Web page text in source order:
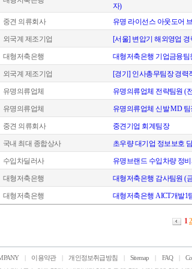
자)
중견 의류회사 유명 라이선스 아웃도어
외국계 제조기업 [서울] 변압기 해외영업 경
대형저축은행 대형저축은행 기업금융팀
외국계 제조기업 [경기] 인사총무팀장 경력
유명의류업체 유명의류업체 전략팀원 (
유명의류업체 유명의류업체 신발 MD 팀
중견 의류회사 중견기업 회계팀장
국내 최대 종합상사 초우량 대기업 정보보호
수입차딜러사 유명브랜드 수입차량 정
대형저축은행 대형저축은행 감사팀원 (
대형저축은행 대형저축은행 AICT개발1
12
| 이용약관 | 개인정보취급방침 | Sitemap | FAQ |